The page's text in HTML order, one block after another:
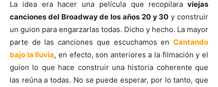
La idea era hacer una película que recopilara viejas
canciones del Broadway de los años 20 y 30 y construir
un guion para engarzarlas todas. Dicho y hecho. La mayor
parte de las canciones que escuchamos en Cantando
bajo la lluvia, en efecto, son anteriores a la filmación y el
guion lo que hace construir una historia coherente que
las reúna a todas. No se puede esperar, por lo tanto, que